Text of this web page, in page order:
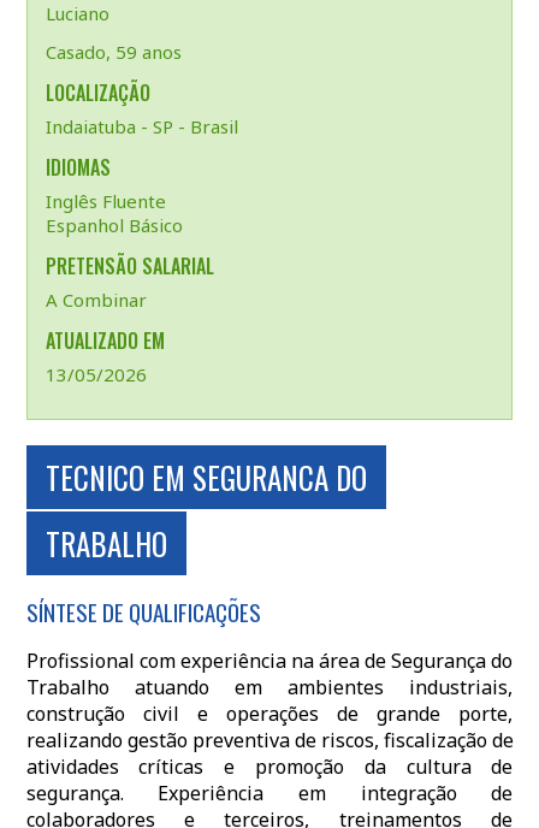
Luciano
Casado, 59 anos
LOCALIZAÇÃO
Indaiatuba - SP - Brasil
IDIOMAS
Inglês Fluente
Espanhol Básico
PRETENSÃO SALARIAL
A Combinar
ATUALIZADO EM
13/05/2026
TECNICO EM SEGURANCA DO
TRABALHO
SÍNTESE DE QUALIFICAÇÕES
Profissional com experiência na área de Segurança do
Trabalho atuando em ambientes industriais,
construção civil e operações de grande porte,
realizando gestão preventiva de riscos, fiscalização de
atividades críticas e promoção da cultura de
segurança. Experiência em integração de
colaboradores e terceiros, treinamentos de